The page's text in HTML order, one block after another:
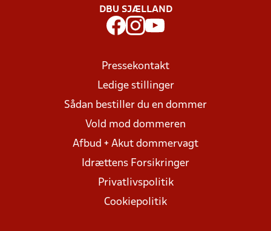
DBU SJÆLLAND
Pressekontakt
Ledige stillinger
Sådan bestiller du en dommer
Vold mod dommeren
Afbud + Akut dommervagt
Idrættens Forsikringer
Privatlivspolitik
Cookiepolitik